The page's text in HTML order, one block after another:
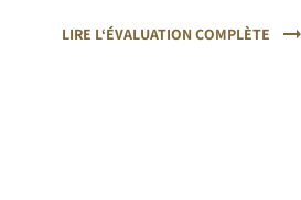
afin d‘éviter les déceptions attendues.
LIRE L‘ÉVALUATION COMPLÈTE